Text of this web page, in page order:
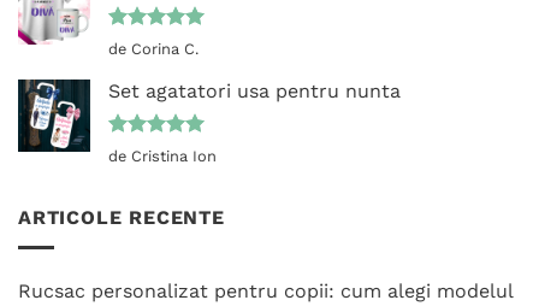
Evaluat la
de Corina C.
Set agatatori usa pentru nunta
Evaluat la
de Cristina Ion
ARTICOLE RECENTE
Rucsac personalizat pentru copii: cum alegi modelul